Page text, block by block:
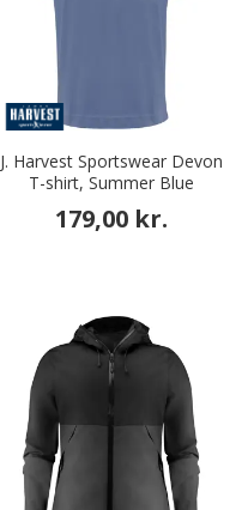
J. Harvest Sportswear Devon
T-shirt, Summer Blue
179,00 kr.